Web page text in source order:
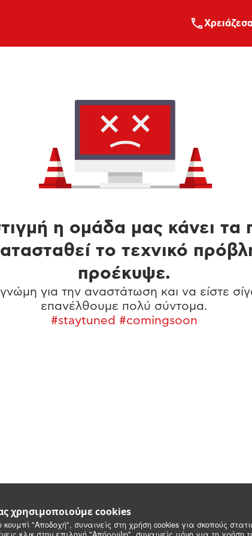
χρησιμοποιούμε cookies
κουμπί "Αποδοχή", συναινείς στη χρήση cookies για σκοπούς
η ομάδα μας κάνει τα
το τεχνικό
προέκυψε.
για την αναστάτωση και να είστε
επανέλθουμε πολύ σύντομα.
#staytuned #comingsoon